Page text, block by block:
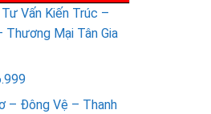
Vấn Kiến Trúc –
Thương Mại Tân Gia
– Đông Vệ – Thanh